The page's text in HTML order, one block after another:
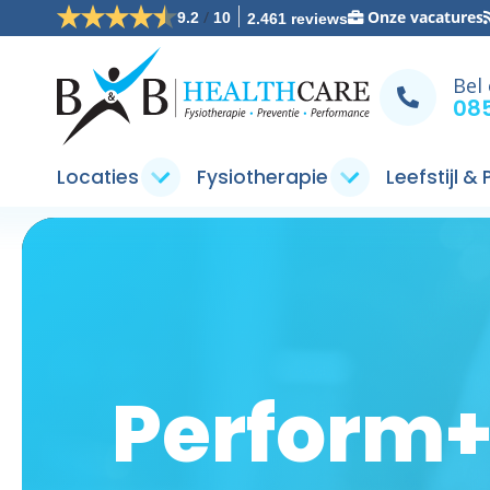
9.2 / 10 2.461 reviews Onze vacatures
Bel
Locaties Fysiotherapie Leefstijl &